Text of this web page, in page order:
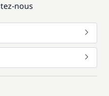
nous